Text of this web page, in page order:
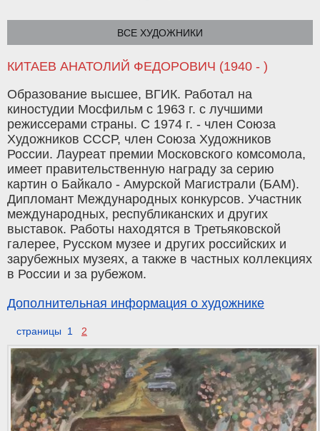
ВСЕ ХУДОЖНИКИ
КИТАЕВ АНАТОЛИЙ ФЕДОРОВИЧ (1940 - )
Образование высшее, ВГИК. Работал на
киностудии Мосфильм с 1963 г. с лучшими
режиссерами страны. С 1974 г. - член Союза
Художников СССР, член Союза Художников
России. Лауреат премии Московского комсомола,
имеет правительственную награду за серию
картин о Байкало - Амурской Магистрали (БАМ).
Дипломант Международных конкурсов. Участник
международных, республиканских и других
выставок. Работы находятся в Третьяковской
галерее, Русском музее и других российских и
зарубежных музеях, а также в частных коллекциях
в России и за рубежом.
Дополнительная информация о художнике
страницы 1 2